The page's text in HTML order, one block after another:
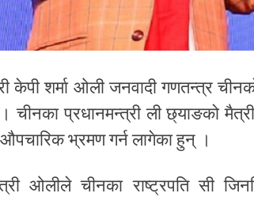
केपी शर्मा ओली जनवादी गणतन्त्र
प्रधानमन्त्री ली छ्याङको
भ्रमण गर्न लागेका हुन् ।
ओलीले चीनका राष्ट्रपति सी